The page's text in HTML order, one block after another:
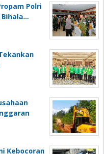
Polri
Bihala…
Kebocoran